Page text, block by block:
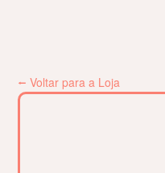
⭠ Voltar para a Loja